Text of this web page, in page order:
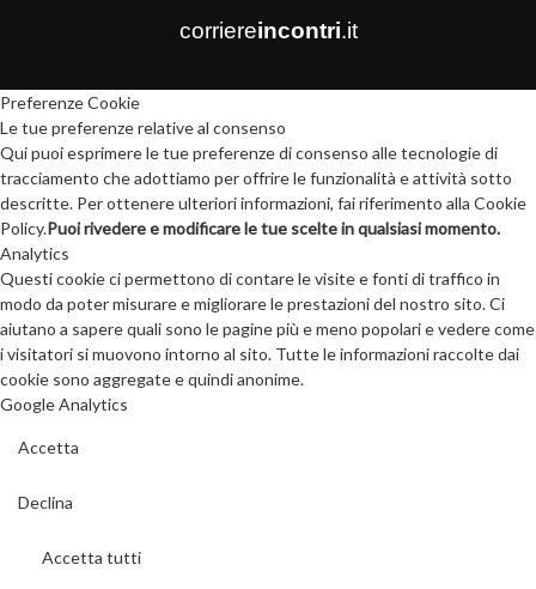
corriereincontri.it
Preferenze Cookie
Le tue preferenze relative al consenso
Qui puoi esprimere le tue preferenze di consenso alle tecnologie di
tracciamento che adottiamo per offrire le funzionalità e attività sotto
descritte. Per ottenere ulteriori informazioni, fai riferimento alla Cookie
Policy.Puoi rivedere e modificare le tue scelte in qualsiasi momento.
Analytics
Questi cookie ci permettono di contare le visite e fonti di traffico in
modo da poter misurare e migliorare le prestazioni del nostro sito. Ci
aiutano a sapere quali sono le pagine più e meno popolari e vedere come
i visitatori si muovono intorno al sito. Tutte le informazioni raccolte dai
cookie sono aggregate e quindi anonime.
Google Analytics
Accetta
Declina
Accetta tutti